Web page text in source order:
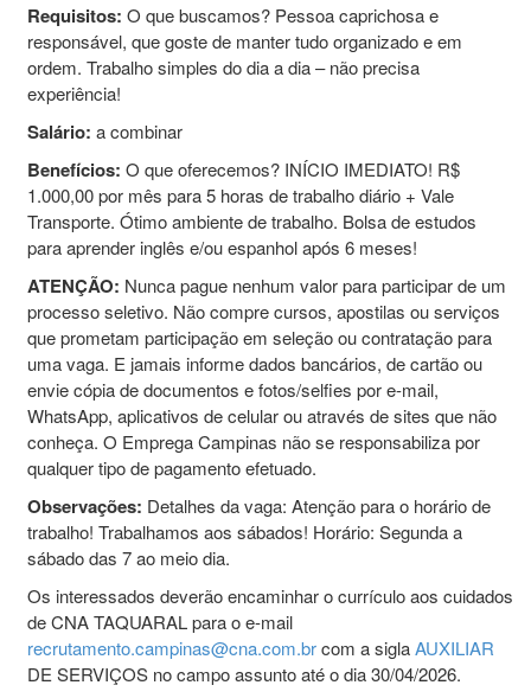
Requisitos: O que buscamos? Pessoa caprichosa e
responsável, que goste de manter tudo organizado e em
ordem. Trabalho simples do dia a dia – não precisa
experiência!
Salário: a combinar
Benefícios: O que oferecemos? INÍCIO IMEDIATO! R$
1.000,00 por mês para 5 horas de trabalho diário + Vale
Transporte. Ótimo ambiente de trabalho. Bolsa de estudos
para aprender inglês e/ou espanhol após 6 meses!
ATENÇÃO: Nunca pague nenhum valor para participar de um
processo seletivo. Não compre cursos, apostilas ou serviços
que prometam participação em seleção ou contratação para
uma vaga. E jamais informe dados bancários, de cartão ou
envie cópia de documentos e fotos/selfies por e-mail,
WhatsApp, aplicativos de celular ou através de sites que não
conheça. O Emprega Campinas não se responsabiliza por
qualquer tipo de pagamento efetuado.
Observações: Detalhes da vaga: Atenção para o horário de
trabalho! Trabalhamos aos sábados! Horário: Segunda a
sábado das 7 ao meio dia.
Os interessados deverão encaminhar o currículo aos cuidados
de CNA TAQUARAL para o e-mail
recrutamento.campinas@cna.com.brcom a siglaAUXILIAR
DE SERVIÇOS no campo assunto até o dia 30/04/2026.